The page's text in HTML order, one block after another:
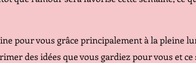
pour vous grâce principalement à la pleine
des idées que vous gardiez pour vous et